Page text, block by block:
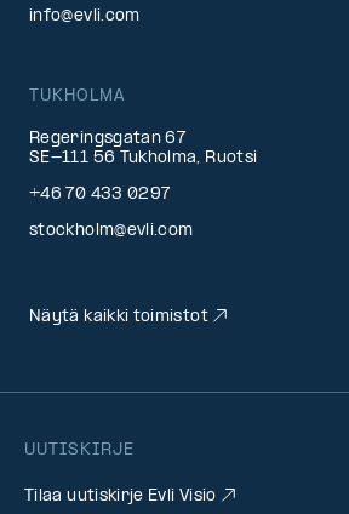
UUTISKIRJE
Tilaa uutiskirje Evli Visio
info@evli.com
TUKHOLMA
Regeringsgatan 67
SE-111 56 Tukholma, Ruotsi
+46 70 433 0297
stockholm@evli.com
Näytä kaikki toimistot